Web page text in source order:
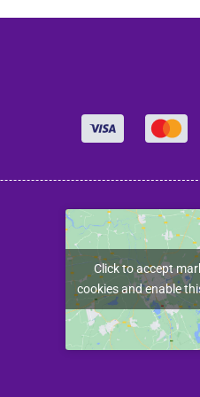
Click to accept
cookies and enable